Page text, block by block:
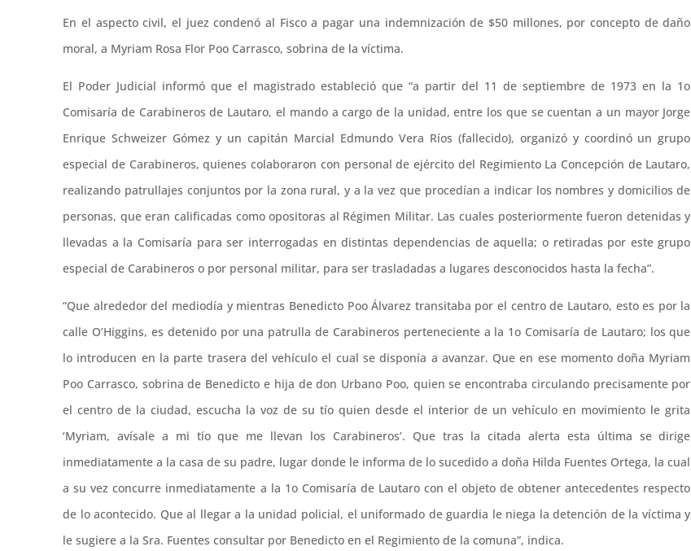
En el aspecto civil, el juez condenó al Fisco a pagar una indemnización de $50 millones, por concepto de daño
moral, a Myriam Rosa Flor Poo Carrasco, sobrina de la víctima.
El Poder Judicial informó que el magistrado estableció que “a partir del 11 de septiembre de 1973 en la 1o
Comisaría de Carabineros de Lautaro, el mando a cargo de la unidad, entre los que se cuentan a un mayor Jorge
Enrique Schweizer Gómez y un capitán Marcial Edmundo Vera Ríos (fallecido), organizó y coordinó un grupo
especial de Carabineros, quienes colaboraron con personal de ejército del Regimiento La Concepción de Lautaro,
realizando patrullajes conjuntos por la zona rural, y a la vez que procedían a indicar los nombres y domicilios de
personas, que eran calificadas como opositoras al Régimen Militar. Las cuales posteriormente fueron detenidas y
llevadas a la Comisaría para ser interrogadas en distintas dependencias de aquella; o retiradas por este grupo
especial de Carabineros o por personal militar, para ser trasladadas a lugares desconocidos hasta la fecha”.
“Que alrededor del mediodía y mientras Benedicto Poo Álvarez transitaba por el centro de Lautaro, esto es por la
calle O’Higgins, es detenido por una patrulla de Carabineros perteneciente a la 1o Comisaría de Lautaro; los que
lo introducen en la parte trasera del vehículo el cual se disponía a avanzar. Que en ese momento doña Myriam
Poo Carrasco, sobrina de Benedicto e hija de don Urbano Poo, quien se encontraba circulando precisamente por
el centro de la ciudad, escucha la voz de su tío quien desde el interior de un vehículo en movimiento le grita
‘Myriam, avísale a mi tío que me llevan los Carabineros’. Que tras la citada alerta esta última se dirige
inmediatamente a la casa de su padre, lugar donde le informa de lo sucedido a doña Hilda Fuentes Ortega, la cual
a su vez concurre inmediatamente a la 1o Comisaría de Lautaro con el objeto de obtener antecedentes respecto
de lo acontecido. Que al llegar a la unidad policial, el uniformado de guardia le niega la detención de la víctima y
le sugiere a la Sra. Fuentes consultar por Benedicto en el Regimiento de la comuna”, indica.